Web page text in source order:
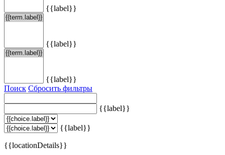
{{label}}
{{label}}
{{label}}
Поиск Сбросить фильтры
{{label}}
{{label}}
{{locationDetails}}